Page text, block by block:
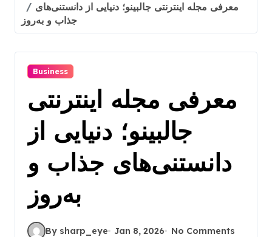
معرفی مجله اینترنتی جالبینو؛ دنیایی از دانستنی‌های
جذاب و به‌روز
Business
معرفی مجله اینترنتی
جالبینو؛ دنیایی از
دانستنی‌های جذاب و
به‌روز
By sharp_eye Jan 8, 2026 No Comments